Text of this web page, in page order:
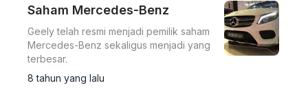
Saham Mercedes-Benz
Geely telah resmi menjadi pemilik saham
Mercedes-Benz sekaligus menjadi yang
terbesar.
8 tahun yang lalu